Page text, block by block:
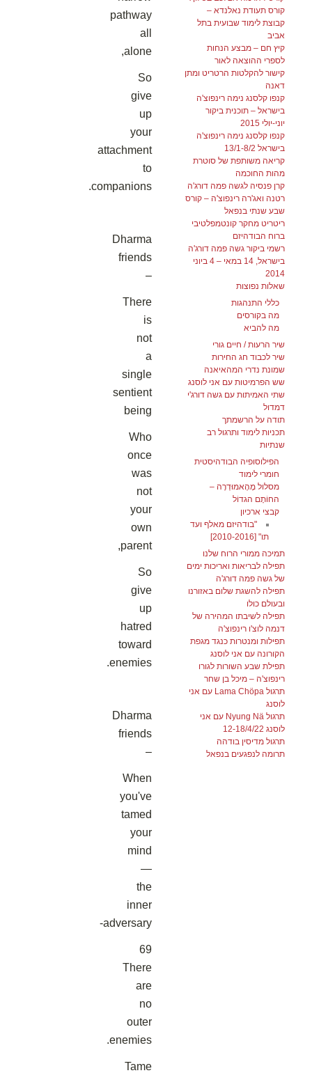
קורס תעודת נאלנדא –
קבוצת לימוד שבועית בתל
אביב
קיץ חם – מבצע הנחות
לספרי ההוצאה לאור
קישור להקלטות הרטריט ומתן
דאנה
קנפו קלסנג נימה רינפוצ'ה
בישראל – תוכנית ביקור
יוני-יולי 2015
קנפו קלסנג נימה רינפוצ'ה
בישראל 13/1-8/2
קריאה משותפת של סוטרת
מהות החוכמה
קרן פנסיה לגשה פמה דורג'ה
רטנה ואג'רה רינפוצ'ה – קורס
שבע שנתי בנפאל
ריטריט מחקר קונטמפלטיבי
ברוח הבודהיזם
רשמי ביקור גשה פמה דורג'ה
בישראל, 14 במאי – 4 ביוני
2014
שאלות נפוצות
כללי התנהגות
מה בקורסים
מה להביא
שיר הרעות / חיים גורי
שיר לכבוד חג החירות
שמונת נדרי המהאיאנה
שש הפרמיטות עם אני לוסנג
שתי האמיתות עם גשה דורג'י
דמדול
תודה על הרשמתך
תכניות לימוד ותרגול רב
שנתיות
הפילוסופיה הבודהיסטית
חומרי לימוד
מסלול מָהָאמוּדְרָה –
החוֹתָם הגדוֹל
קבצי ארכיון
"בודהיזם מאלף ועד
תו" [2010-2016]
תמיכה ממורי הרוח שלנו
תפילה לבריאות ואריכות ימים
של גשה פמה דורג'ה
תפילה להשגת שלום באזורנו
ובעולם כולו
תפילה לשיבתו המהירה של
דנמה לוצ'ו רינפוצ'ה
תפילות ומנטרות כנגד מגפת
הקורונה עם אני לוסנג
תפילת שבע השורות לגורו
רינפוצ'ה – מיכל בן שחר
תרגול Lama Chöpa עם אני
לוסנג
תרגול Nyung Nä עם אני
לוסנג 12-18/4/22
תרגול מדיסין בודהה
תרומה לנפגעים בנפאל
pathway
all
alone,
So
give
up
your
attachment
to
companions.
Dharma
friends
–
There
is
not
a
single
sentient
being
Who
once
was
not
your
own
parent,
So
give
up
hatred
toward
enemies.
Dharma
friends
–
When
you've
tamed
your
mind
—
the
inner
adversary-
69
There
are
no
outer
enemies.
Tame